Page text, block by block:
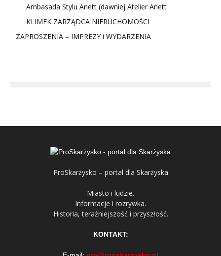
Ambasada Stylu Anett (dawniej Atelier Anett
KLIMEK ZARZĄDCA NIERUCHOMOŚCI
ZAPROSZENIA – IMPREZY i WYDARZENIA
ProSkarżysko – portal dla Skarżyska
Miasto i ludzie.
Informacje i rozrywka.
Historia, teraźniejszość i przyszłość.
KONTAKT: